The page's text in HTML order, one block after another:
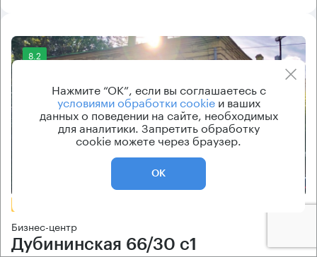
8.2
Бизнес-центр
Дубининская 66/30 с1
Нажмите “ОК”, если вы соглашаетесь с
условиями обработки cookieи ваших
данных о поведении на сайте, необходимых
для аналитики. Запретить обработку
cookie можете через браузер.
ОК